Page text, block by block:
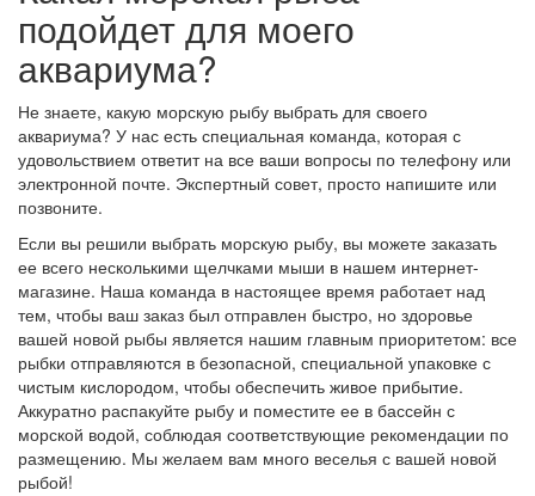
подойдет для моего
аквариума?
Не знаете, какую морскую рыбу выбрать для своего
аквариума? У нас есть специальная команда, которая с
удовольствием ответит на все ваши вопросы по телефону или
электронной почте. Экспертный совет, просто напишите или
позвоните.
Если вы решили выбрать морскую рыбу, вы можете заказать
ее всего несколькими щелчками мыши в нашем интернет-
магазине. Наша команда в настоящее время работает над
тем, чтобы ваш заказ был отправлен быстро, но здоровье
вашей новой рыбы является нашим главным приоритетом: все
рыбки отправляются в безопасной, специальной упаковке с
чистым кислородом, чтобы обеспечить живое прибытие.
Аккуратно распакуйте рыбу и поместите ее в бассейн с
морской водой, соблюдая соответствующие рекомендации по
размещению. Мы желаем вам много веселья с вашей новой
рыбой!